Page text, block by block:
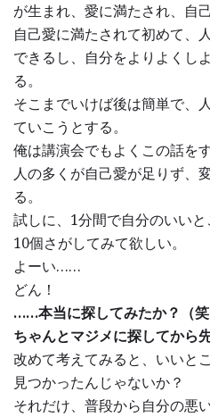
が生まれ、愛に満たされ、自
自己愛に満たされて初めて、
できるし、自分をよりよくし
る。
そこまでいけば後は簡単で、
ていこうとする。
俺は講演会でもよくこの話をす
人の多くが自己愛が足りず、
る。
試しに、1分間で自分のいい
10個さがしてみて欲しい。
よーい……
どん！
……本当に探してみたか？（笑
ちゃんとマジメに探してから
改めて考えてみると、いいと
見つかったんじゃないか？
それだけ、普段から自分の悪